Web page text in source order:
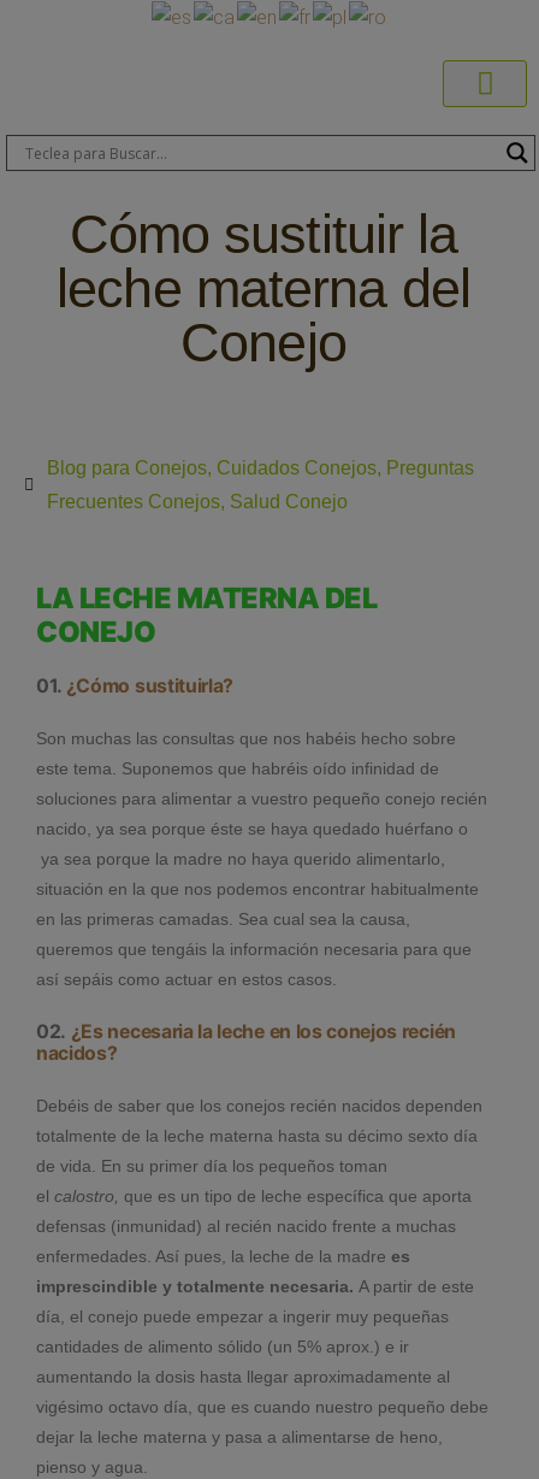
Cómo sustituir la
leche materna del
Conejo
Blog para Conejos, Cuidados Conejos, Preguntas
Frecuentes Conejos, Salud Conejo
LA LECHE MATERNA DEL
CONEJO
01. ¿Cómo sustituirla?
Son muchas las consultas que nos habéis hecho sobre
este tema. Suponemos que habréis oído infinidad de
soluciones para alimentar a vuestro pequeño conejo recién
nacido, ya sea porque éste se haya quedado huérfano o
ya sea porque la madre no haya querido alimentarlo,
situación en la que nos podemos encontrar habitualmente
en las primeras camadas. Sea cual sea la causa,
queremos que tengáis la información necesaria para que
así sepáis como actuar en estos casos.
02. ¿Es necesaria la leche en los conejos recién
nacidos?
Debéis de saber que los conejos recién nacidos dependen
totalmente de la leche materna hasta su décimo sexto día
de vida. En su primer día los pequeños toman
el calostro, que es un tipo de leche específica que aporta
defensas (inmunidad) al recién nacido frente a muchas
enfermedades. Así pues, la leche de la madre es
imprescindible y totalmente necesaria. A partir de este
día, el conejo puede empezar a ingerir muy pequeñas
cantidades de alimento sólido (un 5% aprox.) e ir
aumentando la dosis hasta llegar aproximadamente al
vigésimo octavo día, que es cuando nuestro pequeño debe
dejar la leche materna y pasa a alimentarse de heno,
pienso y agua.